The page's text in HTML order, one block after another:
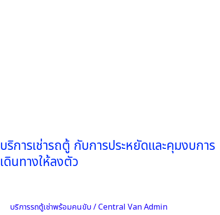
บริการเช่ารถตู้ กับการประหยัดและคุมงบการ
เดินทางให้ลงตัว
บริการรถตู้เช่าพร้อมคนขับ/Central Van Admin